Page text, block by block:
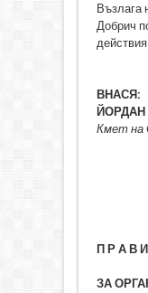
Възлага
Добрич
ВНАСЯ:
Кмет на
П Р А В
ЗА